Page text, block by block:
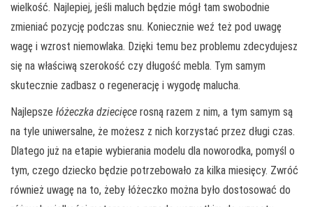
wielkość. Najlepiej, jeśli maluch będzie mógł tam swobodnie
zmieniać pozycję podczas snu. Koniecznie weź też pod uwagę
wagę i wzrost niemowlaka. Dzięki temu bez problemu zdecydujesz
się na właściwą szerokość czy długość mebla. Tym samym
skutecznie zadbasz o regenerację i wygodę malucha.
Najlepsze łóżeczka dziecięce rosną razem z nim, a tym samym są
na tyle uniwersalne, że możesz z nich korzystać przez długi czas.
Dlatego już na etapie wybierania modelu dla noworodka, pomyśl o
tym, czego dziecko będzie potrzebowało za kilka miesięcy. Zwróć
również uwagę na to, żeby łóżeczko można było dostosować do